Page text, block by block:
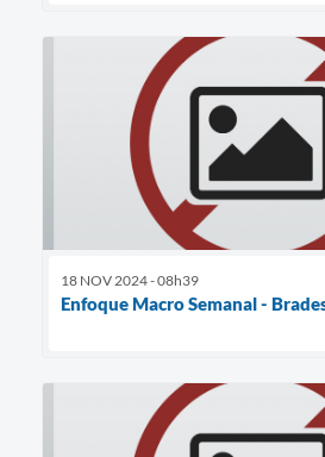
18 NOV 2024 - 08h39
Enfoque Macro Semanal -